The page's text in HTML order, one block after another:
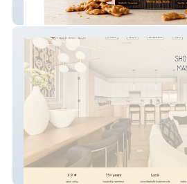
Brittle Brothers
Humming Host